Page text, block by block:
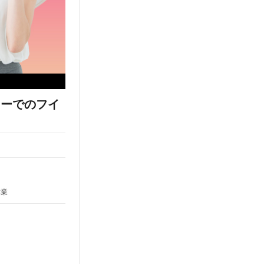
でのフイ